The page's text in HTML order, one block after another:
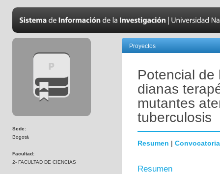
Sede:
Bogotá
Facultad:
2- FACULTAD DE CIENCIAS
Proyectos
Potencial de
dianas
mutantes
tuberculosis
Resumen | Convocatoria
Resumen